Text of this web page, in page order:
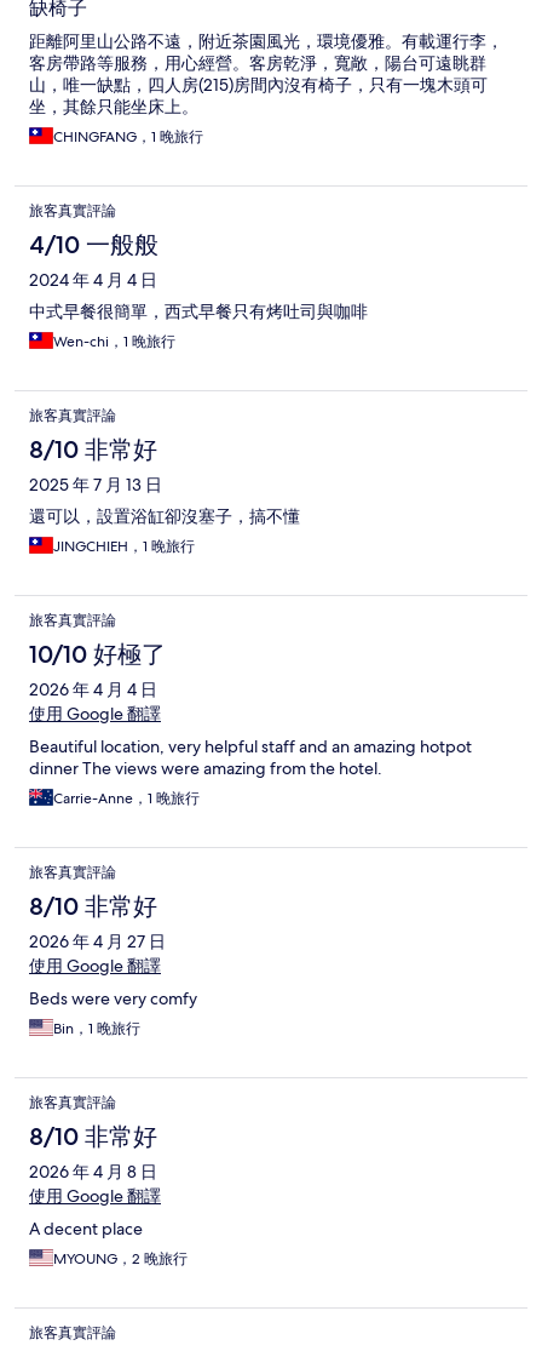
缺椅子
距離阿里山公路不遠，附近茶園風光，環境優雅。有載運行李，
客房帶路等服務，用心經營。客房乾淨，寬敞，陽台可遠眺群
山，唯一缺點，四人房(215)房間內沒有椅子，只有一塊木頭可
坐，其餘只能坐床上。
CHINGFANG，1 晚旅行
旅客真實評論
4/10 一般般
2024 年 4 月 4 日
中式早餐很簡單，西式早餐只有烤吐司與咖啡
Wen-chi，1 晚旅行
旅客真實評論
8/10 非常好
2025 年 7 月 13 日
還可以，設置浴缸卻沒塞子，搞不懂
JINGCHIEH，1 晚旅行
旅客真實評論
10/10 好極了
2026 年 4 月 4 日
使用 Google 翻譯
Beautiful location, very helpful staff and an amazing hotpot
dinner The views were amazing from the hotel.
Carrie-Anne，1 晚旅行
旅客真實評論
8/10 非常好
2026 年 4 月 27 日
使用 Google 翻譯
Beds were very comfy
Bin，1 晚旅行
旅客真實評論
8/10 非常好
2026 年 4 月 8 日
使用 Google 翻譯
A decent place
MYOUNG，2 晚旅行
旅客真實評論